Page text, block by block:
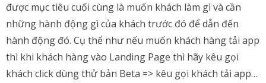
được mục tiêu cuối cùng là muốn khách làm gì và cần
những hành động gì của khách trước đó để dẫn đến
hành động đó. Cụ thể như nếu muốn khách hàng tải app
thì khi khách hàng vào Landing Page thì hãy kêu gọi
khách click dùng thử bản Beta => kêu gọi khách tải app…